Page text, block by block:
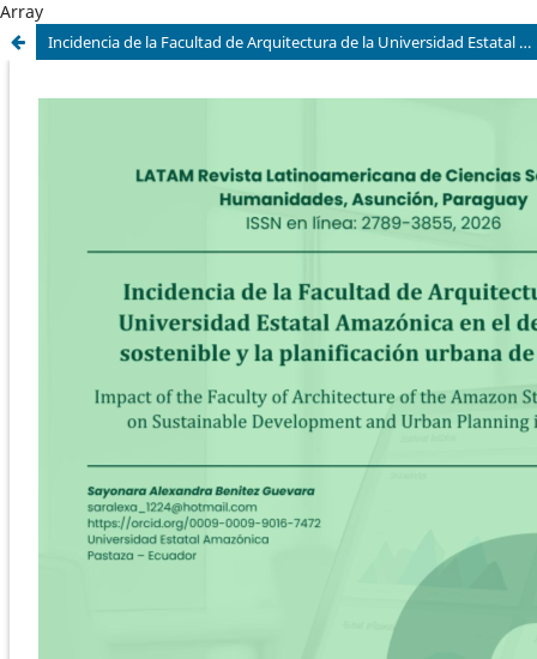
Array
Incidencia de la Facultad de Arquitectura de la Universidad Estatal Amazónica en el desarrollo sostenible y la planificación urbana de Pastaza